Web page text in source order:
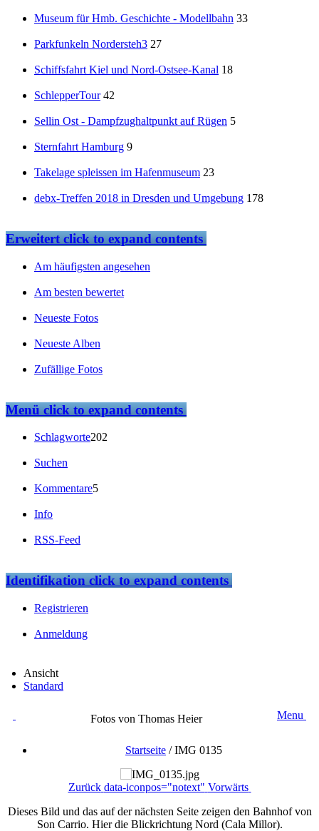
Museum für Hmb. Geschichte - Modellbahn 33
Parkfunkeln Nordersteh3 27
Schiffsfahrt Kiel und Nord-Ostsee-Kanal 18
SchlepperTour 42
Sellin Ost - Dampfzughaltpunkt auf Rügen 5
Sternfahrt Hamburg 9
Takelage spleissen im Hafenmuseum 23
debx-Treffen 2018 in Dresden und Umgebung 178
Erweitertclick to expand contents
Am häufigsten angesehen
Am besten bewertet
Neueste Fotos
Neueste Alben
Zufällige Fotos
Menüclick to expand contents
Schlagworte202
Suchen
Kommentare5
Info
RSS-Feed
Identifikationclick to expand contents
Registrieren
Anmeldung
Ansicht
Standard
Fotos von Thomas Heier Menu
Startseite /IMG 0135
Zurück data-iconpos="notext" Vorwärts
Dieses Bild und das auf der nächsten Seite zeigen den Bahnhof von
Son Carrio. Hier die Blickrichtung Nord (Cala Millor).